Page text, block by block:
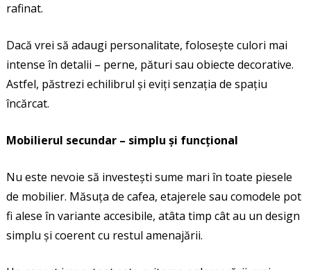
rafinat.
Dacă vrei să adaugi personalitate, folosește culori mai
intense în detalii – perne, pături sau obiecte decorative.
Astfel, păstrezi echilibrul și eviți senzația de spațiu
încărcat.
Mobilierul secundar – simplu și funcțional
Nu este nevoie să investești sume mari în toate piesele
de mobilier. Măsuța de cafea, etajerele sau comodele pot
fi alese în variante accesibile, atâta timp cât au un design
simplu și coerent cu restul amenajării.